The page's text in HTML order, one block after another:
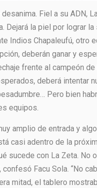
Fiel a su ADN,
Dejará la piel por lograr
Indios Chapaleufú, otro
deberán ganar y
frente al campeón
deberá intentar
Pero bien
equipos.
amplio de entrada y
casi adentro de la
sucede con La Zeta. No
Facu Sola. “No
mitad, el tablero